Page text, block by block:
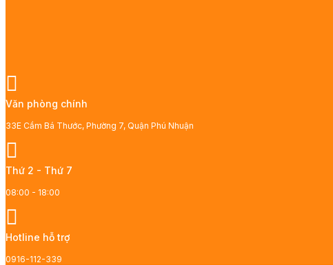
Văn phòng chính
33E Cầm Bá Thước, Phường 7, Quận Phú Nhuận
Thứ 2 - Thứ 7
08:00 - 18:00
Hotline hỗ trợ
0916-112-339